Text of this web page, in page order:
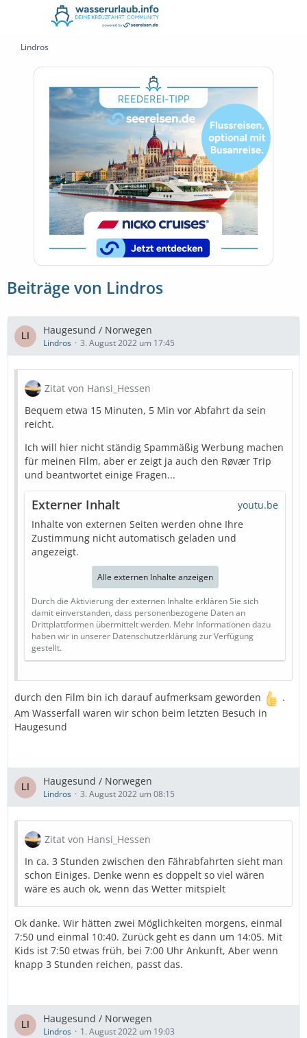
Lindros
Beiträge von Lindros
Haugesund / Norwegen
Lindros 3. August 2022 um 17:45
Zitat von Hansi_Hessen
Bequem etwa 15 Minuten, 5 Min vor Abfahrt da sein
reicht.
Ich will hier nicht ständig Spammäßig Werbung machen
für meinen Film, aber er zeigt ja auch den Røvær Trip
und beantwortet einige Fragen...
Externer Inhalt
youtu.be
Inhalte von externen Seiten werden ohne Ihre
Zustimmung nicht automatisch geladen und
angezeigt.
Alle externen Inhalte anzeigen
Durch die Aktivierung der externen Inhalte erklären Sie sich
damit einverstanden, dass personenbezogene Daten an
Drittplattformen übermittelt werden. Mehr Informationen dazu
haben wir in unserer Datenschutzerklärung zur Verfügung
gestellt.
durch den Film bin ich darauf aufmerksam geworden
.
Am Wasserfall waren wir schon beim letzten Besuch in
Haugesund
Haugesund / Norwegen
Lindros 3. August 2022 um 08:15
Zitat von Hansi_Hessen
In ca. 3 Stunden zwischen den Fährabfahrten sieht man
schon Einiges. Denke wenn es doppelt so viel wären
wäre es auch ok, wenn das Wetter mitspielt
Ok danke. Wir hätten zwei Möglichkeiten morgens, einmal
7:50 und einmal 10:40. Zurück geht es dann um 14:05. Mit
Kids ist 7:50 etwas früh, bei 7:00 Uhr Ankunft, Aber wenn
knapp 3 Stunden reichen, passt das.
Haugesund / Norwegen
Lindros 1. August 2022 um 19:03